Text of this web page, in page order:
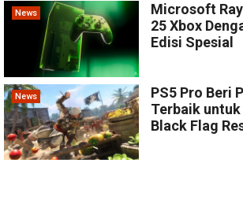
News
Microsoft
25 Xbox
Edisi Spesial
News
PS5 Pro Beri
Terbaik
Black Flag